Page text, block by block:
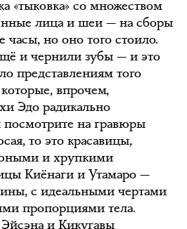
«тыковка» со множеством
лица и шеи — на сборы
часы, но оно того стоило.
и чернили зубы — и это
представлениям того
впрочем,
Эдо радикально
на гравюры
то это красавицы,
и хрупкими
Киёнаги и Утамаро —
с идеальными чертами
пропорциями тела.
и Кикугавы